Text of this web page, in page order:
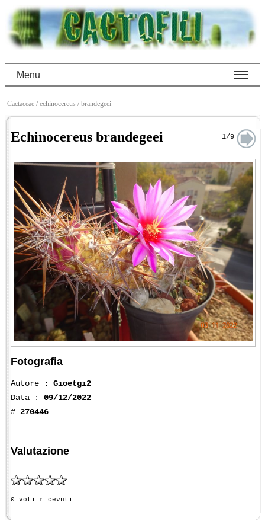
Menu
Cactaceae / echinocereus / brandegeei
Echinocereus brandegeei 1/9
Fotografia
Autore : Gioetgi2
Data : 09/12/2022
# 270446
Valutazione
0 voti ricevuti